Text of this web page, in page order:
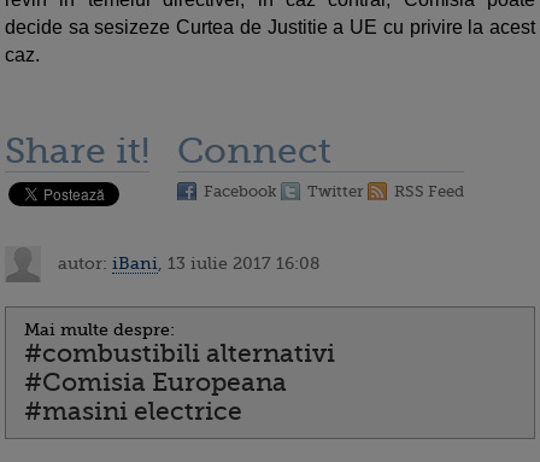
decide sa sesizeze Curtea de Justitie a UE cu privire la acest
caz.
Share it! Connect
Facebook Twitter RSS Feed
autor: iBani , 13 iulie 2017 16:08
Mai multe despre:
#combustibili alternativi
#Comisia Europeana
#masini electrice